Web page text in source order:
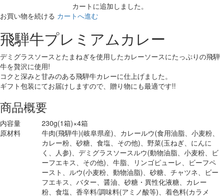
カートに追加しました。
お買い物を続ける カートへ進む
飛騨牛プレミアムカレー
デミグラスソースとたまねぎを使用したカレーソースにたっぷりの飛騨
牛を贅沢に使用!
コクと深みと甘みのある飛騨牛カレーに仕上げました。
ギフト包装にてお届けしますので、贈り物にも最適です!!
商品概要
内容量
230g(1箱)×4箱
原材料
牛肉(飛騨牛)(岐阜県産)、カレールウ(食用油脂、小麦粉、
カレー粉、砂糖、食塩、その他)、野菜(玉ねぎ、にんに
く、人参)、デミグラスソースルウ(動物油脂、小麦粉、ビ
ーフエキス、その他)、牛脂、リンゴピューレ、ビーフペ
ースト、ルウ(小麦粉、動物油脂)、砂糖、チャツネ、ビー
フエキス、バター、醤油、砂糖・異性化液糖、カレー
粉、食塩、香辛料/調味料(アミノ酸等)、着色料(カラメ